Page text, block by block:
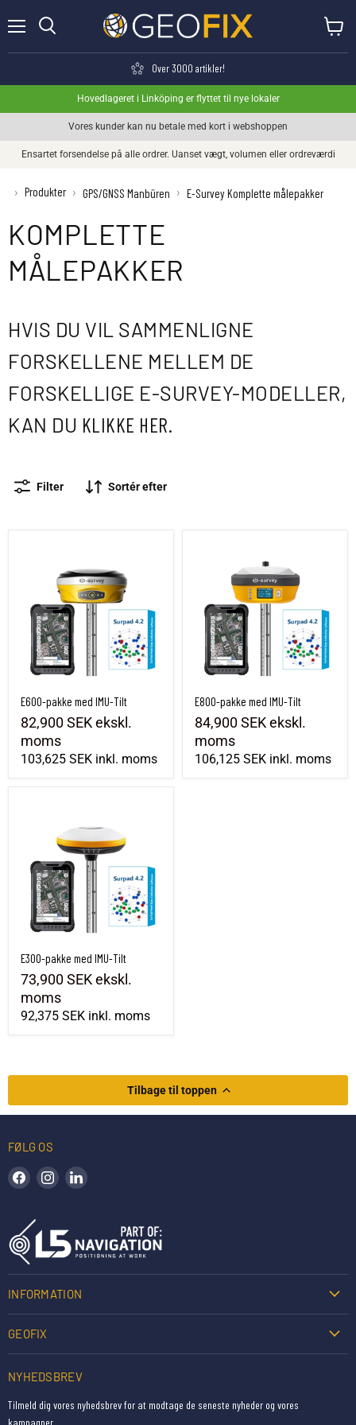
Over 3000 artikler!
Hovedlageret i Linköping er flyttet til nye lokaler
Vores kunder kan nu betale med kort i webshoppen
Ensartet forsendelse på alle ordrer. Uanset vægt, volumen eller ordreværdi
› Produkter › GPS/GNSS Manbüren › E-Survey Komplette målepakker
KOMPLETTE
MÅLEPAKKER
HVIS DU VIL SAMMENLIGNE
FORSKELLENE MELLEM DE
FORSKELLIGE E-SURVEY-MODELLER,
KAN DU KLIKKE HER.
Filter Sortér efter
E600-pakke med IMU-Tilt
82,900 SEKekskl.
moms
103,625 SEK inkl. moms
E800-pakke med IMU-Tilt
84,900 SEKekskl.
moms
106,125 SEK inkl. moms
E300-pakke med IMU-Tilt
73,900 SEKekskl.
moms
92,375 SEK inkl. moms
Tilbage til toppen
FØLG OS
Find os på Facebook
Find os på Instagram
INFORMATION
GEOFIX
NYHEDSBREV
Tilmeld dig vores nyhedsbrev for at modtage de seneste nyheder og vores
kampagner.